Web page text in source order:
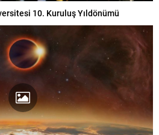
10. Kuruluş Yıldönümü